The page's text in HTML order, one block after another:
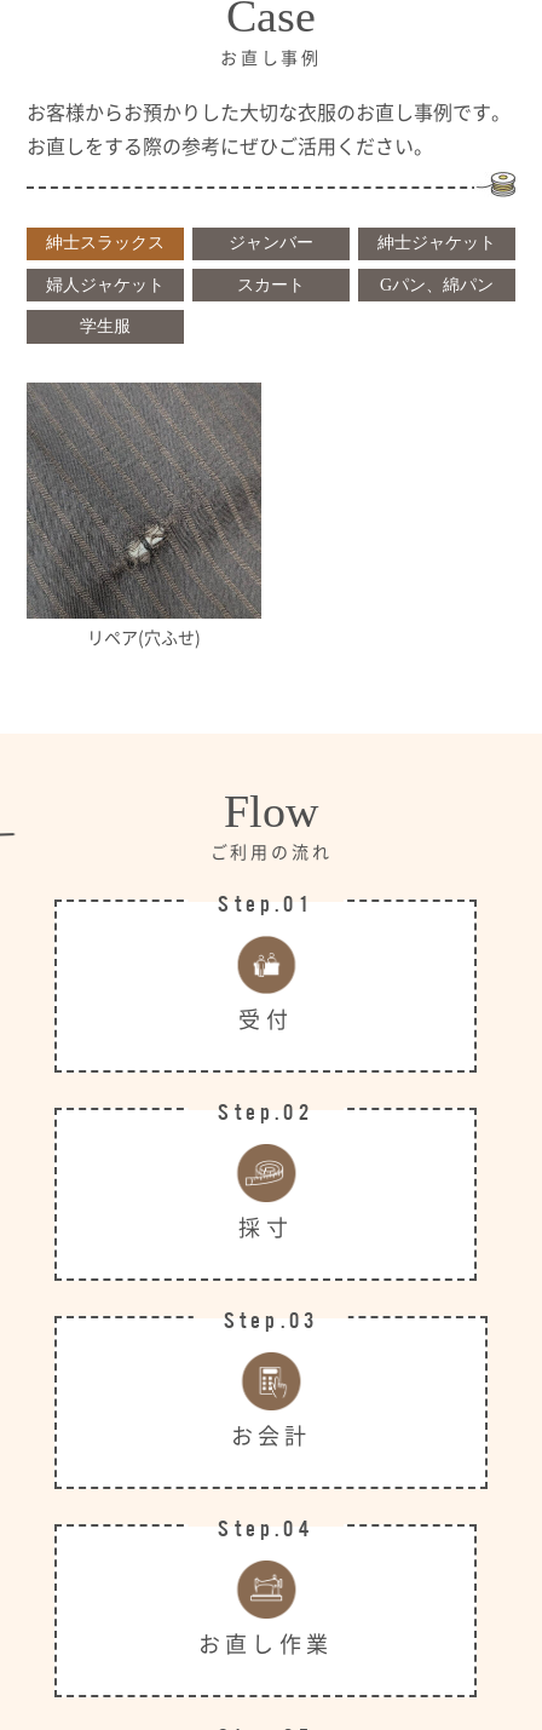
Case
お直し事例
お客様からお預かりした大切な衣服のお直し事例です。
お直しをする際の参考にぜひご活用ください。
紳士スラックス ジャンバー 紳士ジャケット
婦人ジャケット スカート Gパン、綿パン
学生服
リペア(穴ふせ)
Flow
ご利用の流れ
Step.01
受付
Step.02
採寸
Step.03
お会計
Step.04
お直し作業